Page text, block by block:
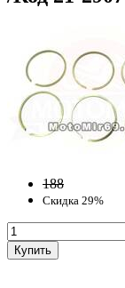
188
Скидка 29%